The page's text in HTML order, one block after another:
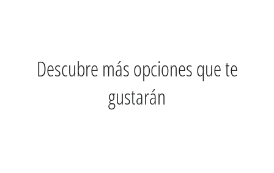
Descubre más opciones que te
gustarán